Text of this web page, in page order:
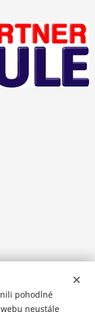
pohodlné
neustále